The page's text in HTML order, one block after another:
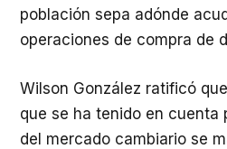
población sepa adónde
operaciones de compra de
Wilson González ratificó
que se ha tenido en cuenta
del mercado cambiario se